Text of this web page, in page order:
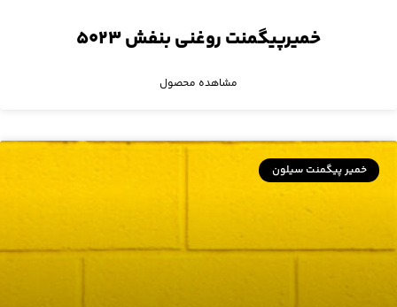
خمیرپیگمنت روغنی بنفش ۵۰۲۳
مشاهده محصول
خمیر پیگمنت سیلون